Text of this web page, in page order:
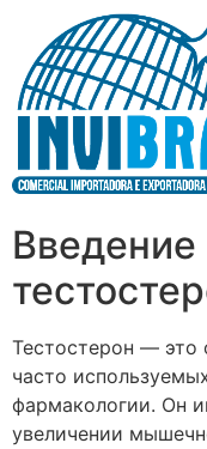
Введение
Тестостерон — это
часто
фармакологии. Он
увеличении